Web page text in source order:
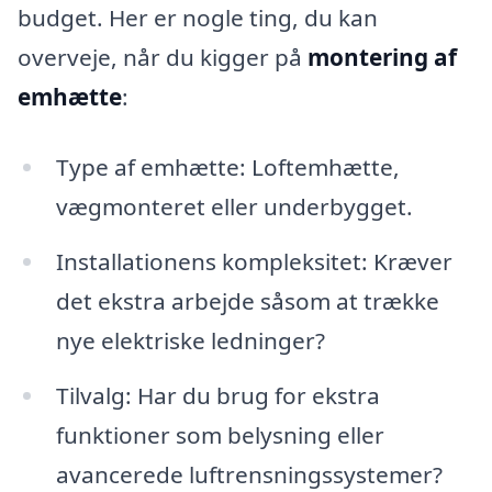
budget. Her er nogle ting, du kan
overveje, når du kigger på montering af
emhætte:
Type af emhætte: Loftemhætte,
vægmonteret eller underbygget.
Installationens kompleksitet: Kræver
det ekstra arbejde såsom at trække
nye elektriske ledninger?
Tilvalg: Har du brug for ekstra
funktioner som belysning eller
avancerede luftrensningssystemer?